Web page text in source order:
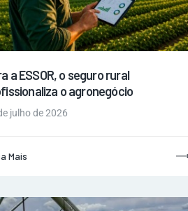
a ESSOR, o seguro rural
o agronegócio
julho de 2026
Mais